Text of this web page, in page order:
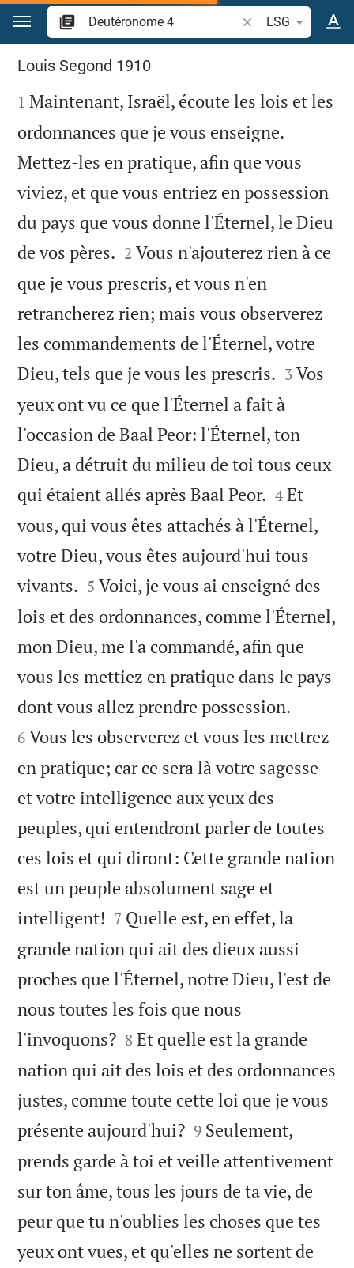
Aller vers contenu
Recherche d'un
LSG
Deutéronome 4
Louis Segond 1910

1 Maintenant, Israël, écoute les lois et les
ordonnances que je vous enseigne.
Mettez-les en pratique, afin que vous
viviez, et que vous entriez en possession
du pays que vous donne l'Éternel, le Dieu
de vos pères. 

2 Vous n'ajouterez rien à ce
que je vous prescris, et vous n'en
retrancherez rien; mais vous observerez
les commandements de l'Éternel, votre
Dieu, tels que je vous les prescris. 

3 Vos
yeux ont vu ce que l'Éternel a fait à
l'occasion de Baal Peor: l'Éternel, ton
Dieu, a détruit du milieu de toi tous ceux
qui étaient allés après Baal Peor. 

4 Et
vous, qui vous êtes attachés à l'Éternel,
votre Dieu, vous êtes aujourd'hui tous
vivants. 

5 Voici, je vous ai enseigné des
lois et des ordonnances, comme l'Éternel,
mon Dieu, me l'a commandé, afin que
vous les mettiez en pratique dans le pays
dont vous allez prendre possession.
6 Vous les observerez et vous les mettrez
en pratique; car ce sera là votre sagesse
et votre intelligence aux yeux des
peuples, qui entendront parler de toutes
ces lois et qui diront: Cette grande nation
est un peuple absolument sage et
intelligent! 

7 Quelle est, en effet, la
grande nation qui ait des dieux aussi
proches que l'Éternel, notre Dieu, l'est de
nous toutes les fois que nous
l'invoquons?
8 Et quelle est la grande
nation qui ait des lois et des ordonnances
justes, comme toute cette loi que je vous
présente aujourd'hui?
9 Seulement,
prends garde à toi et veille attentivement
sur ton âme, tous les jours de ta vie, de
peur que tu n'oublies les choses que tes
yeux ont vues, et qu'elles ne sortent de